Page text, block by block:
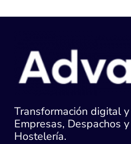
Transformación digital
Empresas, Despachos
Hostelería.